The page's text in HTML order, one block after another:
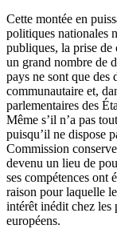
Cette montée en
politiques nationales
publiques, la prise de
un grand nombre de
pays ne sont que des
communautaire et,
parlementaires des
Même s’il n’a pas
puisqu’il ne dispose
Commission
devenu un lieu de
ses compétences ont
raison pour laquelle
intérêt inédit chez les
européens.